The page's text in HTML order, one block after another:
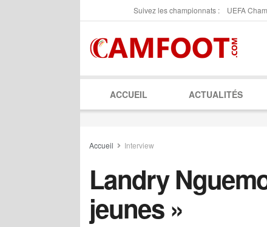
Suivez les championnats : UEFA
ACCUEIL ACTUALITÉS
Accueil Interview
Landry
jeunes »